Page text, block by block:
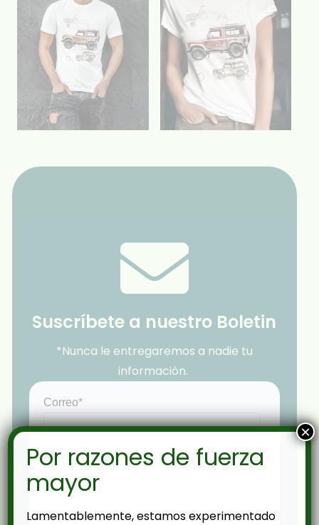
Suscríbete a nuestro Boletin
*Nunca le entregaremos a nadie tu
información.
Por razones de fuerza
mayor
Lamentablemente, estamos experimentado
×